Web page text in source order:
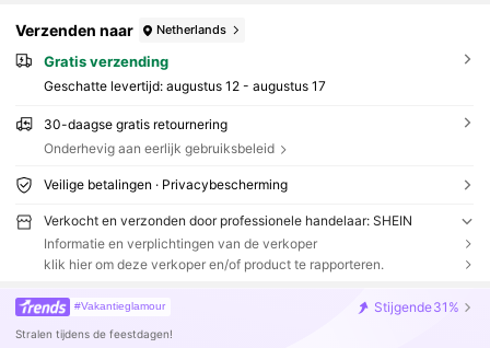
Verzenden naar Netherlands
Gratis verzending
Geschatte levertijd: augustus 12 - augustus 17
30-daagse gratis retournering
Onderhevig aan eerlijk gebruiksbeleid
Veilige betalingen · Privacybescherming
Verkocht en verzonden door professionele handelaar: SHEIN
Informatie en verplichtingen van de verkoper
klik hier om deze verkoper en/of product te rapporteren.
#Vakantieglamour Stijgende31%
Stralen tijdens de feestdagen!